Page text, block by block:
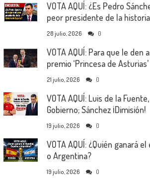
VOTA AQUÍ: ¿Es Pedro
peor presidente de la
28 julio, 2026 0
VOTA AQUÍ: Para que le den
premio ‘Princesa de Asturias’
21 julio, 2026 0
VOTA AQUÍ: Luis de la
Gobierno; Sánchez ¡Dimisión!
19 julio, 2026 0
VOTA AQUÍ: ¿Quién ganará
o Argentina?
19 julio, 2026 0